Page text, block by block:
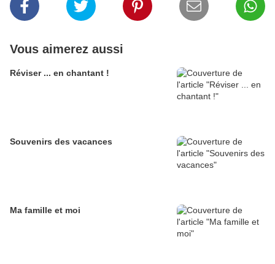
Vous aimerez aussi
Réviser ... en chantant !
Souvenirs des vacances
Ma famille et moi